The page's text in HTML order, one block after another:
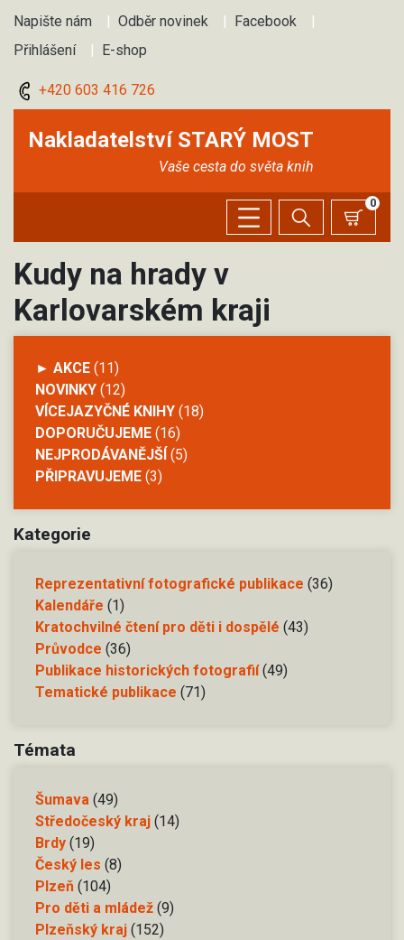
Napište nám | Odběr novinek | Facebook
|
Přihlášení
| E-shop
+420 603 416 726
Nakladatelství STARÝ MOST
Vaše cesta do světa knih
0
Kudy na hrady v
Karlovarském kraji
► AKCE (11)
NOVINKY (12)
VÍCEJAZYČNÉ KNIHY (18)
DOPORUČUJEME (16)
NEJPRODÁVANĚJŠÍ (5)
PŘIPRAVUJEME (3)
Kategorie
Reprezentativní fotografické publikace (36)
Kalendáře (1)
Kratochvilné čtení pro děti i dospělé (43)
Průvodce (36)
Publikace historických fotografií(49)
Tematické publikace (71)
Témata
Šumava (49)
Středočeský kraj (14)
Brdy (19)
Český les (8)
Plzeň (104)
Pro děti a mládež (9)
Plzeňský kraj (152)